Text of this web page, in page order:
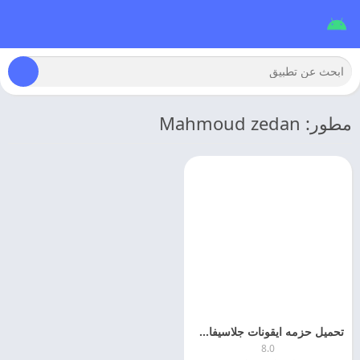
مطور: Mahmoud zedan
تحميل حزمه ايقونات جلاسيفاي 2026 glassify apk اخر اصدار
8.0